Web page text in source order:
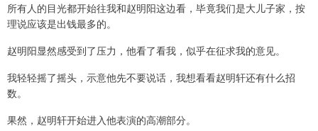
所有人的目光都开始往我和赵明阳这边看，毕竟我们是大儿子家，按
理说应该是出钱最多的。
赵明阳显然感受到了压力，他看了看我，似乎在征求我的意见。
我轻轻摇了摇头，示意他先不要说话，我想看看赵明轩还有什么招
数。
果然，赵明轩开始进入他表演的高潮部分。